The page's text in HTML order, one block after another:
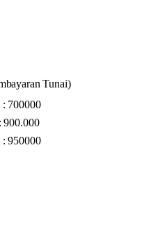
Tunai)
700000
900.000
: 950000